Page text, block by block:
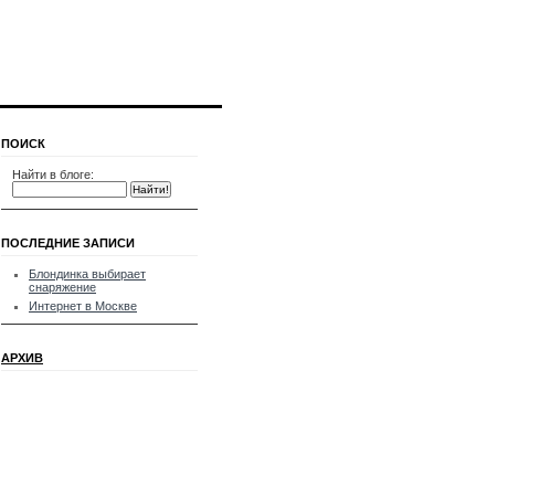
ПОИСК
Найти в блоге:
ПОСЛЕДНИЕ ЗАПИСИ
Блондинка выбирает
снаряжение
Интернет в Москве
АРХИВ